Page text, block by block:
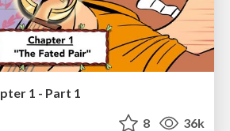
1 - Part 1
8 36k